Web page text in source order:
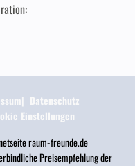
Datenschutz
Einstellungen
raum-freunde.de
Preisempfehlung der